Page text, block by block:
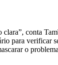
conta
para verificar
o